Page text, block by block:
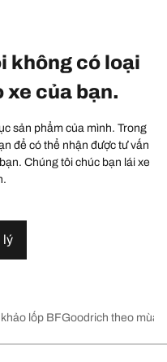
không có loại
xe của bạn.
sản phẩm của mình. Trong
để có thể nhận được tư vấn
Chúng tôi chúc bạn lái xe
lý
lốp BFGoodrich theo